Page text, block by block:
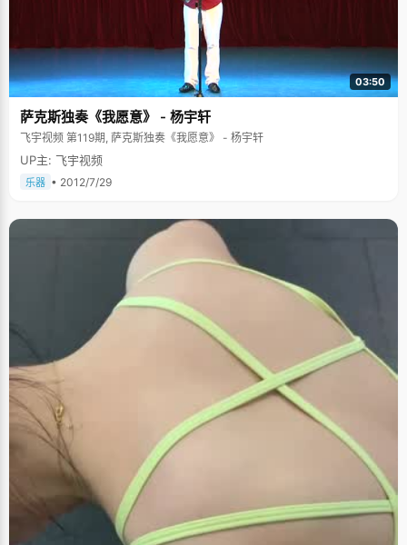
03:50
萨克斯独奏《我愿意》 - 杨宇轩
飞宇视频 第119期, 萨克斯独奏《我愿意》 - 杨宇轩
UP主: 飞宇视频
乐器 • 2012/7/29